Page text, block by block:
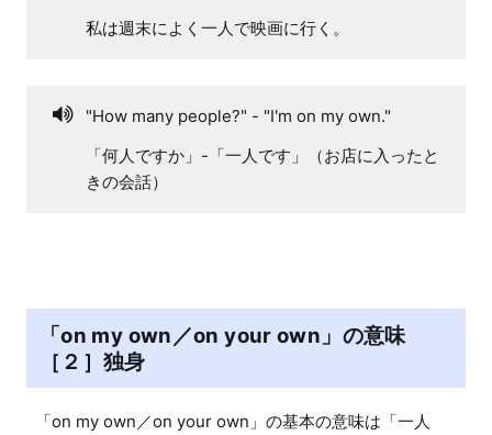
私は週末によく一人で映画に行く。
"How many people?" - "I'm on my own."
「何人ですか」-「一人です」（お店に入ったと
きの会話）
「on my own／on your own」の意味
［２］独身
「on my own／on your own」の基本の意味は「一人